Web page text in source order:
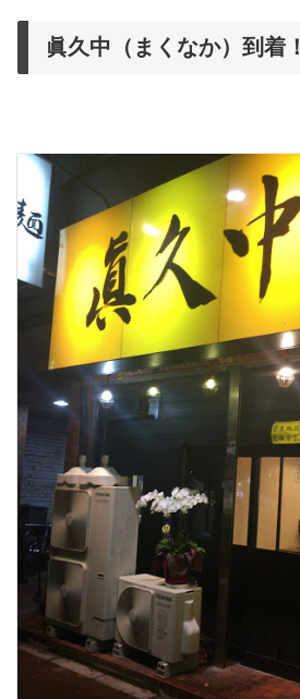
眞久中（まくなか）到着！